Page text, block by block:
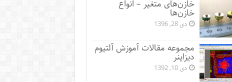
خازن‌های متغیر – انواع
خازن‌ها
دی 28, 1396
مجموعه مقالات آموزش آلتیوم
دیزاینر
دی 10, 1392